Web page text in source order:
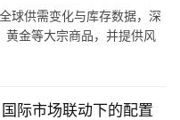
球供需变化与库存数据，深
金等大宗商品，并提供风
际市场联动下的配置